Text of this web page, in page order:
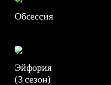
Обсессия
Эйфория
(3 сезон)